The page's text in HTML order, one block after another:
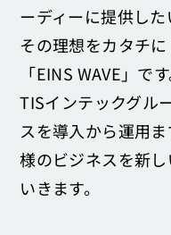
ーディーに提供した
その理想をカタチ
「EINS WAVE」です
TISインテックグル
スを導入から運用
様のビジネスを新
いきます。